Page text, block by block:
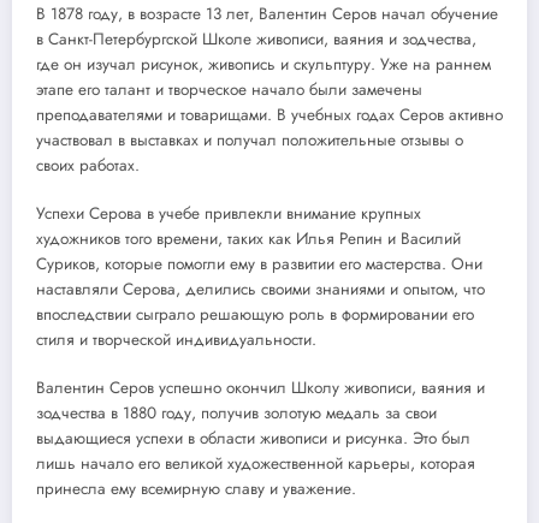
В 1878 году, в возрасте 13 лет, Валентин Серов начал обучение
в Санкт-Петербургской Школе живописи, ваяния и зодчества,
где он изучал рисунок, живопись и скульптуру. Уже на раннем
этапе его талант и творческое начало были замечены
преподавателями и товарищами. В учебных годах Серов активно
участвовал в выставках и получал положительные отзывы о
своих работах.
Успехи Серова в учебе привлекли внимание крупных
художников того времени, таких как Илья Репин и Василий
Суриков, которые помогли ему в развитии его мастерства. Они
наставляли Серова, делились своими знаниями и опытом, что
впоследствии сыграло решающую роль в формировании его
стиля и творческой индивидуальности.
Валентин Серов успешно окончил Школу живописи, ваяния и
зодчества в 1880 году, получив золотую медаль за свои
выдающиеся успехи в области живописи и рисунка. Это был
лишь начало его великой художественной карьеры, которая
принесла ему всемирную славу и уважение.